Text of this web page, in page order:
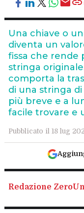
Una chiave o
diventa un
fissa che rende
stringa
comporta la
di una stringa
più breve e a
facile trovare e
Pubblicato il 18 lug
Redazione